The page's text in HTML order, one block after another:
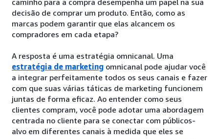
decisão de comprar um produto. Então, como as
marcas podem garantir que elas alcancem os
compradores em cada etapa?
A resposta é uma estratégia omnicanal. Uma
estratégia de marketing omnicanal pode ajudar você
a integrar perfeitamente todos os seus canais e fazer
com que suas várias táticas de marketing funcionem
juntas de forma eficaz. Ao entender como seus
clientes compram, você pode adotar uma abordagem
centrada no cliente para se conectar com públicos-
alvo em diferentes canais à medida que eles se